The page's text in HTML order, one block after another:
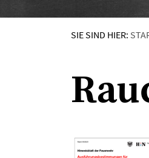
SIE SIND HIER: